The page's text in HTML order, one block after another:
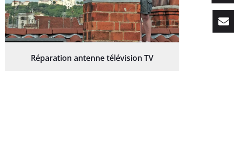
Réparation antenne télévision TV